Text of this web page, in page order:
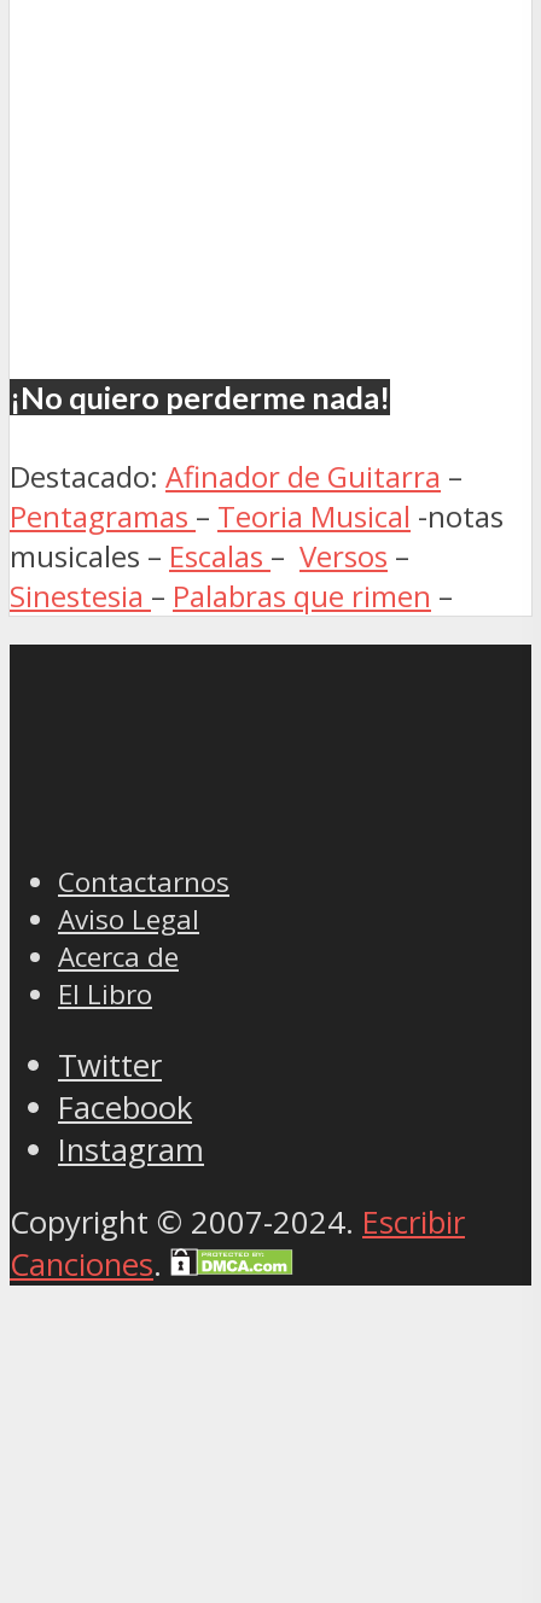
¡No quiero perderme nada!
Destacado: Afinador de Guitarra –
Pentagramas – Teoria Musical -notas
musicales – Escalas – Versos –
Sinestesia – Palabras que rimen –
Contactarnos
Aviso Legal
Acerca de
El Libro
Twitter
Facebook
Instagram
Copyright © 2007-2024. Escribir
Canciones.